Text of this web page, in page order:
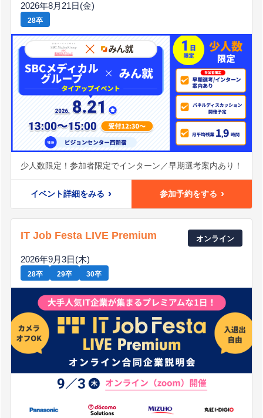
2026年8月21日(金)
28卒
少人数限定！参加者限定でインターン／早期選考案内あり！
イベント詳細をみる 参加予約をする
IT Job Festa LIVE Premium オンライン
2026年9月3日(木)
28卒 29卒 30卒